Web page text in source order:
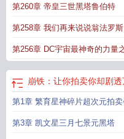
斯有关神性的答案
第260章 帝皇三世黑塔鲁伯特
第258章 我们再来说说翁法罗
铁墓吧
第256章 DC宇宙最神奇的力量
神速力
崩铁：让你拍卖你却剧
第1章 繁育星神碎片超次元拍卖
第3章 凯文星三月七景元黑塔